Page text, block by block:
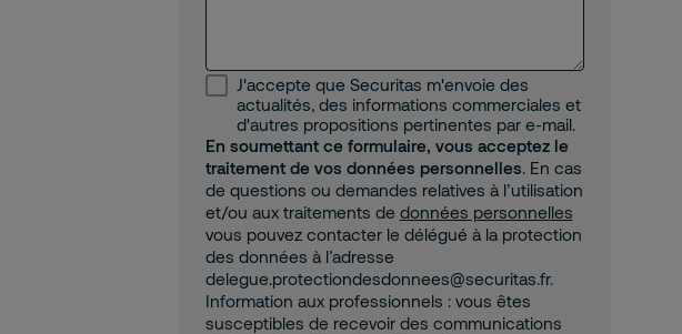
J'accepte que Securitas m'envoie des
actualités, des informations commerciales et
d'autres propositions pertinentes par e-mail.
En soumettant ce formulaire, vous acceptez le
traitement de vos données personnelles. En cas
de questions ou demandes relatives à l’utilisation
et/ou aux traitements de données personnelles
vous pouvez contacter le délégué à la protection
des données à l’adresse
delegue.protectiondesdonnees@securitas.fr.
Information aux professionnels : vous êtes
susceptibles de recevoir des communications